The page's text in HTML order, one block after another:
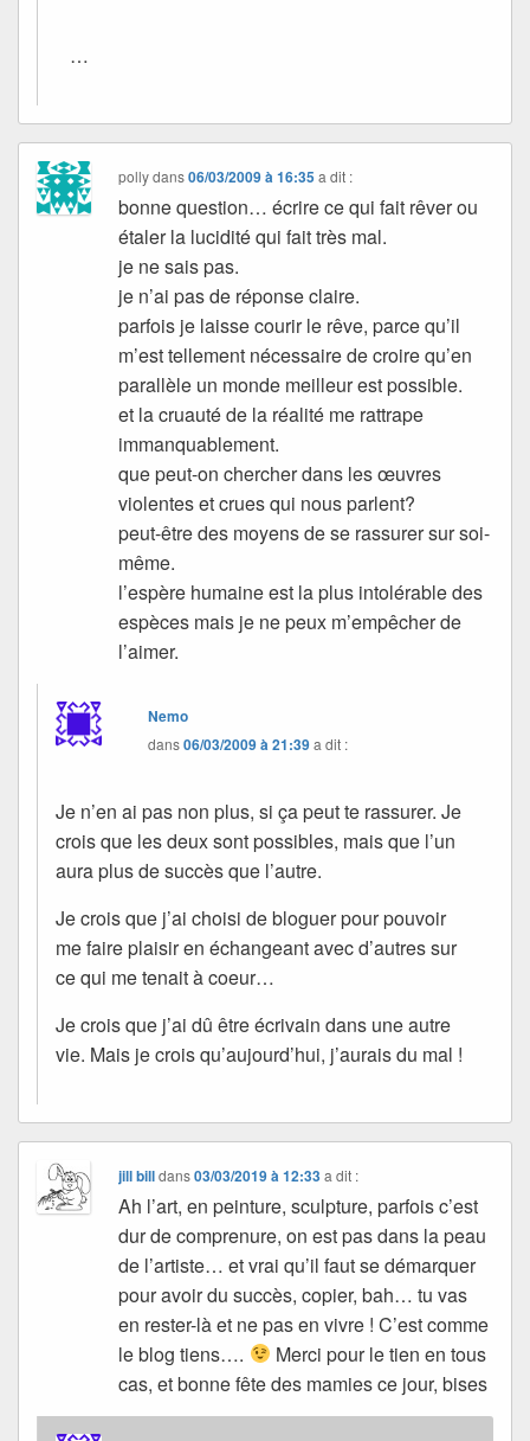
…
pollydans06/03/2009 à 16:35 a dit :
bonne question… écrire ce qui fait rêver ou
étaler la lucidité qui fait très mal.
je ne sais pas.
je n’ai pas de réponse claire.
parfois je laisse courir le rêve, parce qu’il
m’est tellement nécessaire de croire qu’en
parallèle un monde meilleur est possible.
et la cruauté de la réalité me rattrape
immanquablement.
que peut-on chercher dans les œuvres
violentes et crues qui nous parlent?
peut-être des moyens de se rassurer sur soi-
même.
l’espère humaine est la plus intolérable des
espèces mais je ne peux m’empêcher de
l’aimer.
Nemo
dans06/03/2009 à 21:39a dit :
Je n’en ai pas non plus, si ça peut te rassurer. Je
crois que les deux sont possibles, mais que l’un
aura plus de succès que l’autre.
Je crois que j’ai choisi de bloguer pour pouvoir
me faire plaisir en échangeant avec d’autres sur
ce qui me tenait à coeur…
Je crois que j’ai dû être écrivain dans une autre
vie. Mais je crois qu’aujourd’hui, j’aurais du mal !
jill billdans03/03/2019 à 12:33 a dit :
Ah l’art, en peinture, sculpture, parfois c’est
dur de comprenure, on est pas dans la peau
de l’artiste… et vrai qu’il faut se démarquer
pour avoir du succès, copier, bah… tu vas
en rester-là et ne pas en vivre ! C’est comme
le blog tiens….
Merci pour le tien en tous
cas, et bonne fête des mamies ce jour, bises